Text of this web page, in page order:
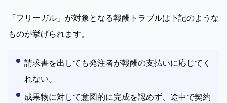
「フリーガル」が対象となる報酬トラブルは下記のような
ものが挙げられます。
請求書を出しても発注者が報酬の支払いに応じてく
れない。
成果物に対して意図的に完成を認めず、途中で契約